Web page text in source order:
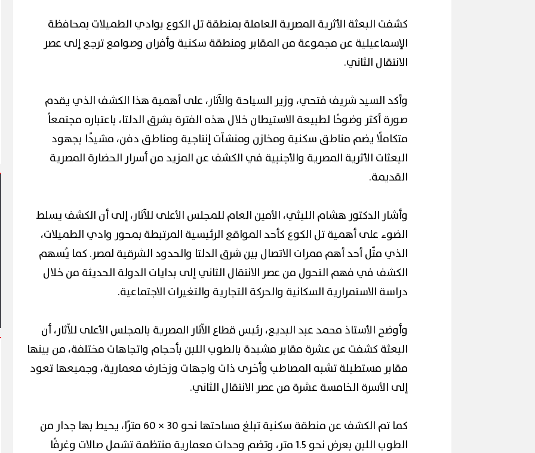
كشفت البعثة الأثرية المصرية العاملة بمنطقة تل الكوع بوادي الطميلات بمحافظة
الإسماعيلية عن مجموعة من المقابر ومنطقة سكنية وأفران وصوامع ترجع إلى عصر
الانتقال الثاني.
وأكد السيد شريف فتحي، وزير السياحة والآثار، على أهمية هذا الكشف الذي يقدم
صورة أكثر وضوحًا لطبيعة الاستيطان خلال هذه الفترة بشرق الدلتا، باعتباره مجتمعاً
متكاملًا يضم مناطق سكنية ومخازن ومنشآت إنتاجية ومناطق دفن، مشيدًا بجهود
البعثات الأثرية المصرية والأجنبية في الكشف عن المزيد من أسرار الحضارة المصرية
القديمة.
وأشار الدكتور هشام الليثي، الأمين العام للمجلس الأعلى للآثار، إلى أن الكشف يسلط
الضوء على أهمية تل الكوع كأحد المواقع الرئيسية المرتبطة بمحور وادي الطميلات،
الذي مثّل أحد أهم ممرات الاتصال بين شرق الدلتا والحدود الشرقية لمصر. كما يُسهم
الكشف في فهم التحول من عصر الانتقال الثاني إلى بدايات الدولة الحديثة من خلال
دراسة الاستمرارية السكانية والحركة التجارية والتغيرات الاجتماعية.
وأوضح الأستاذ محمد عبد البديع، رئيس قطاع الآثار المصرية بالمجلس الأعلى للآثار، أن
البعثة كشفت عن عشرة مقابر مشيدة بالطوب اللبن بأحجام واتجاهات مختلفة، من بينها
مقابر مستطيلة تشبه المصاطب وأخرى ذات واجهات وزخارف معمارية، وجميعها تعود
إلى الأسرة الخامسة عشرة من عصر الانتقال الثاني.
كما تم الكشف عن منطقة سكنية تبلغ مساحتها نحو 30 × 60 مترًا، يحيط بها جدار من
الطوب اللبن بعرض نحو 1.5 متر، وتضم وحدات معمارية منتظمة تشمل صالات وغرفًا
إقبال كبير ينعش سياحة اليوم الواحد
محافظ القاهرة يشهد أول مشاركة
لكورال التعليم في فعاليات شارع الفن
(صور)
آلاف الزائرين يتدفقون على بورسعيد
وبورفؤاد في عطلة أسبوعية